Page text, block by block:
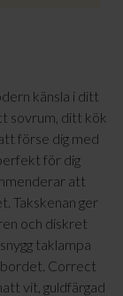
känsla i ditt
sovrum, ditt kök
förse dig med
för dig
att
Takskenan ger
och diskret
taklampa
Correct
vit, guldfärgad